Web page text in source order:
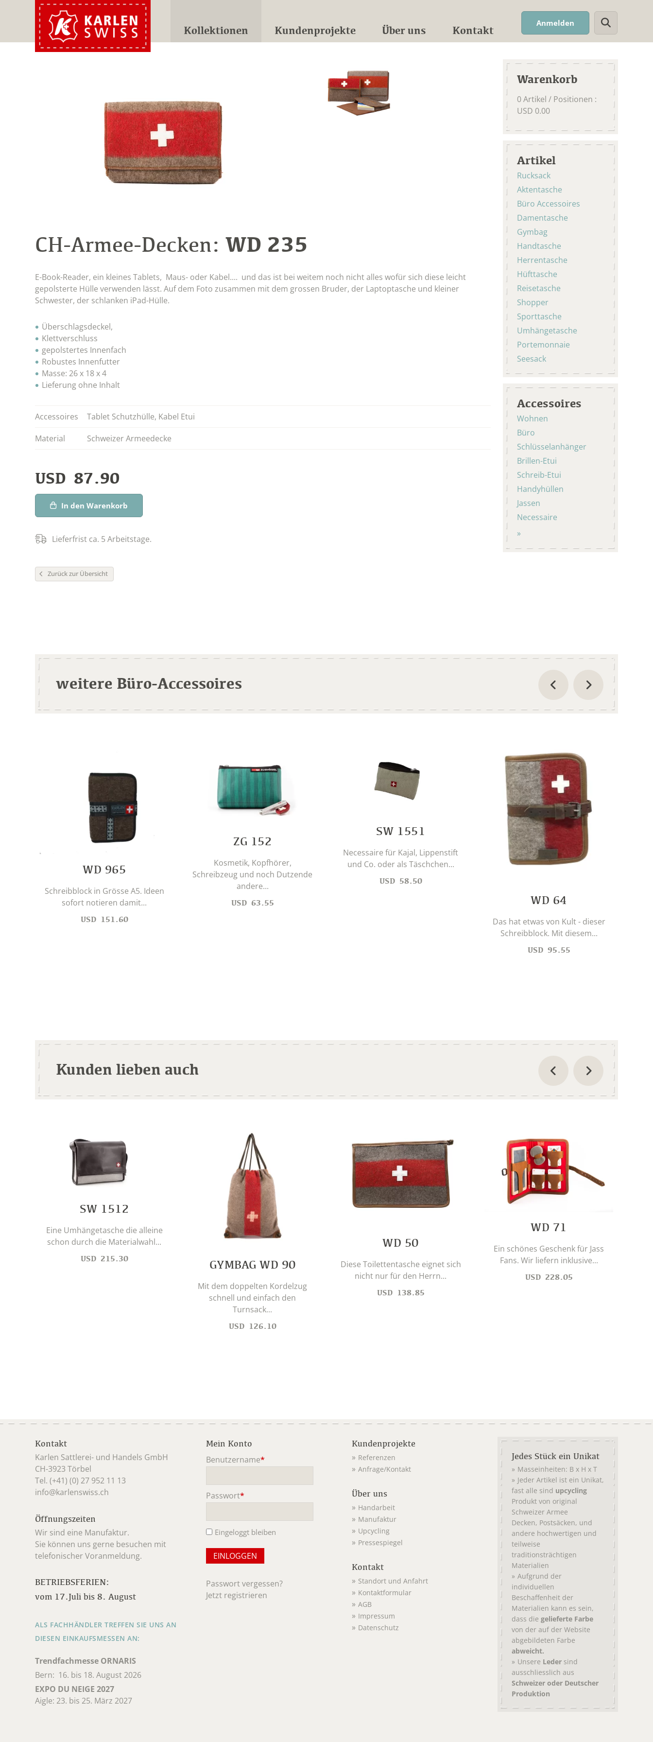
Kollektionen Kundenprojekte Über uns Kontakt
Anmelden Suchwort
Warenkorb
0Artikel / Positionen :
USD 0.00
Artikel
Rucksack
Aktentasche
Büro Accessoires
Damentasche
Gymbag
Handtasche
Herrentasche
Hüfttasche
Reisetasche
Shopper
Sporttasche
Umhängetasche
Portemonnaie
Seesack
Accessoires
Wohnen
Büro
Schlüsselanhänger
Brillen-Etui
Schreib-Etui
Handyhüllen
Jassen
Necessaire
CH-Armee-Decken: WD 235
E-Book-Reader, ein kleines Tablets, Maus- oder Kabel.... und das ist bei weitem noch nicht alles wofür sich diese leicht
gepolsterte Hülle verwenden lässt. Auf dem Foto zusammen mit dem grossen Bruder, der Laptoptasche und kleiner
Schwester, der schlanken iPad-Hülle.
Überschlagsdeckel,
Klettverschluss
gepolstertes Innenfach
Robustes Innenfutter
Masse: 26 x 18 x 4
Lieferung ohne Inhalt
Accessoires Tablet Schutzhülle, Kabel Etui
Material Schweizer Armeedecke
USD 87.90
In den Warenkorb
Lieferfrist ca. 5 Arbeitstage.
Zurück zur Übersicht
weitere Büro-Accessoires
WD 965
Schreibblock in Grösse A5. Ideen
sofort notieren damit...
USD 151.60
ZG 152
Kosmetik, Kopfhörer,
Schreibzeug und noch Dutzende
andere...
USD 63.55
SW 1551
Necessaire für Kajal, Lippenstift
und Co. oder als Täschchen...
USD 58.50
WD 64
Das hat etwas von Kult - dieser
Schreibblock. Mit diesem...
USD 95.55
Kunden lieben auch
SW 1512
Eine Umhängetasche die alleine
schon durch die Materialwahl...
USD 215.30 GYMBAG WD 90
Mit dem doppelten Kordelzug
schnell und einfach den
Turnsack...
USD 126.10
WD 50
Diese Toilettentasche eignet sich
nicht nur für den Herrn...
USD 138.85
WD 71
Ein schönes Geschenk für Jass
Fans. Wir liefern inklusive...
USD 228.05
Kontakt
Karlen Sattlerei- und Handels GmbH
CH-3923 Törbel
Tel. (+41) (0) 27 952 11 13
info@karlenswiss.ch
Öffnungszeiten
Wir sind eine Manufaktur.
Sie können uns gerne besuchen mit
telefonischer Voranmeldung.
BETRIEBSFERIEN:
vom 17.Juli bis 8. August
ALS FACHHÄNDLER TREFFEN SIE UNS AN
DIESEN EINKAUFSMESSEN AN:
Trendfachmesse ORNARIS
Bern: 16. bis 18. August 2026
EXPO DU NEIGE 2027
Aigle: 23. bis 25. März 2027
Mein Konto
Benutzername*
Passwort*
Eingeloggt bleiben
Passwort vergessen?
Jetzt registrieren
Kundenprojekte
Referenzen
Anfrage/Kontakt
Über uns
Handarbeit
Manufaktur
Upcycling
Pressespiegel
Kontakt
Standort und Anfahrt
Kontaktformular
AGB
Impressum
Datenschutz
Jedes Stück ein Unikat
Masseinheiten: B x H x T
Jeder Artikel ist ein Unikat,
fast alle sind upcycling
Produkt von original
Schweizer Armee
Decken, Postsäcken, und
andere hochwertigen und
teilweise
traditionsträchtigen
Materialien
Aufgrund der
individuellen
Beschaffenheit der
Materialien kann es sein,
dass die gelieferte Farbe
von der auf der Website
abgebildeten Farbe
abweicht.
Unsere Leder sind
ausschliesslich aus
Schweizer oder Deutscher
Produktion